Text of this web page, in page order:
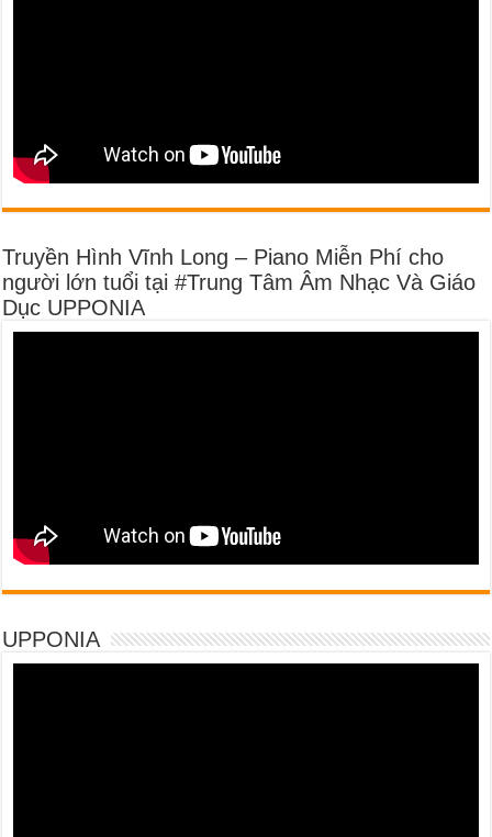
Truyền Hình Vĩnh Long – Piano Miễn Phí cho
người lớn tuổi tại #Trung Tâm Âm Nhạc Và Giáo
Dục UPPONIA
UPPONIA